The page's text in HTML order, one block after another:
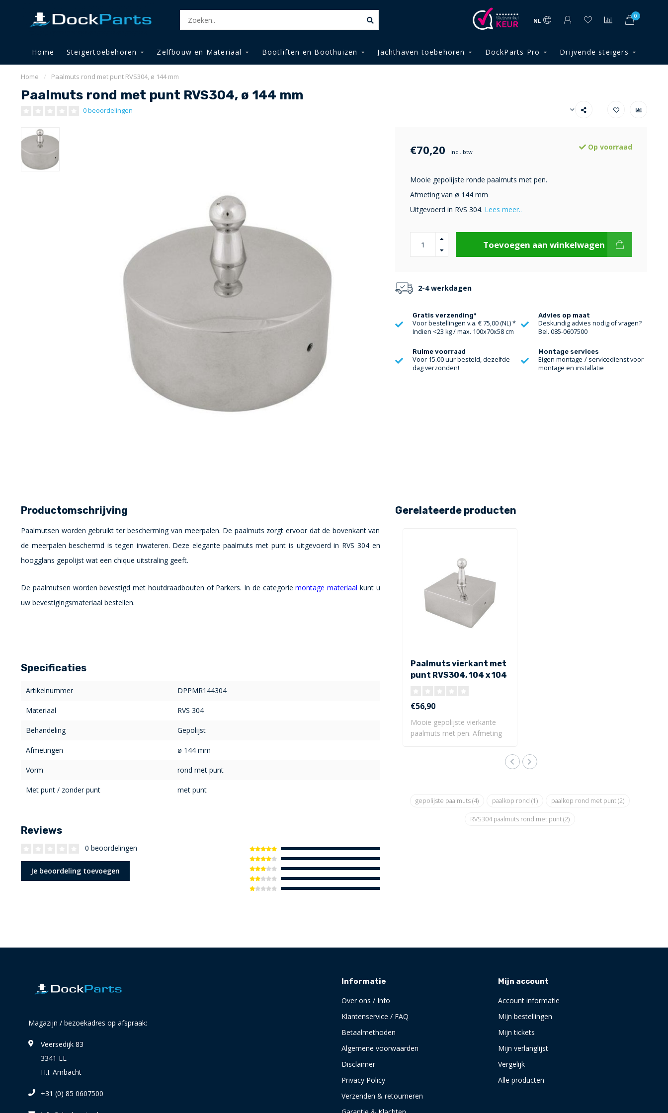
NL
0
Home Steigertoebehoren Zelfbouw en Materiaal Bootliften en Boothuizen Jachthaven toebehoren DockParts Pro Drijvende steigers
Home / Paalmuts rond met punt RVS304, ø 144 mm
Paalmuts rond met punt RVS304, ø 144 mm
0 beoordelingen
€70,20 Incl. btw
Op voorraad
Mooie gepolijste ronde paalmuts met pen.
Afmeting van ø 144 mm
Uitgevoerd in RVS 304. Lees meer..
Toevoegen aan winkelwagen
2-4 werkdagen
Gratis verzending*
Voor bestellingen v.a. € 75,00 (NL) *
Indien <23 kg / max. 100x70x58 cm
Advies op maat
Deskundig advies nodig of vragen?
Bel. 085-0607500
Ruime voorraad
Voor 15.00 uur besteld, dezelfde
dag verzonden!
Montage services
Eigen montage-/ servicedienst voor
montage en installatie
Productomschrijving
Paalmutsen worden gebruikt ter bescherming van meerpalen. De paalmuts zorgt ervoor dat de bovenkant van
de meerpalen beschermd is tegen inwateren. Deze elegante paalmuts met punt is uitgevoerd in RVS 304 en
hoogglans gepolijst wat een chique uitstraling geeft.
De paalmutsen worden bevestigd met houtdraadbouten of Parkers. In de categoriemontage materiaal kunt u
uw bevestigingsmateriaal bestellen.
Specificaties
Artikelnummer DPPMR144304
Materiaal RVS 304
Behandeling Gepolijst
Afmetingen ø 144 mm
Vorm rond met punt
Met punt / zonder punt met punt
Reviews
0 beoordelingen
Je beoordeling toevoegen
Gerelateerde producten
Paalmuts vierkant met
punt RVS304, 104 x 104
€56,90
Mooie gepolijste vierkante
paalmuts met pen. Afmeting
gepolijste paalmuts(4) paalkop rond (1) paalkop rond met punt(2)
RVS304 paalmuts rond met punt(2)
Magazijn / bezoekadres op afspraak:
Veersedijk 83
3341 LL
H.I. Ambacht
+31 (0) 85 0607500
Informatie
Over ons / Info
Klantenservice / FAQ
Betaalmethoden
Algemene voorwaarden
Disclaimer
Privacy Policy
Verzenden & retourneren
Mijn account
Account informatie
Mijn bestellingen
Mijn tickets
Mijn verlanglijst
Vergelijk
Alle producten